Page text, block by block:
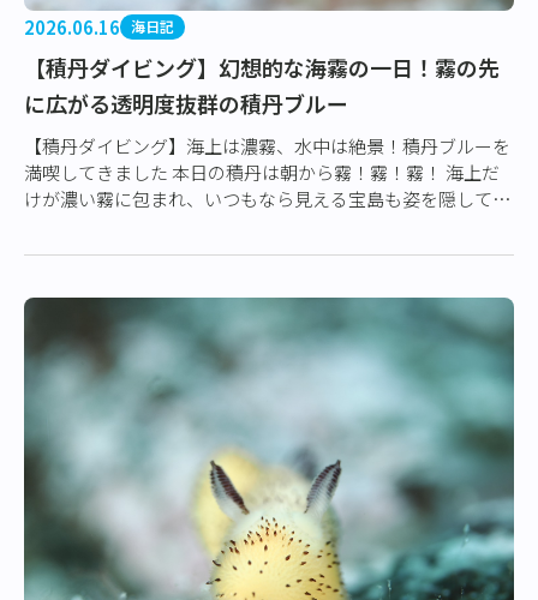
2026.06.16 海日記
【積丹ダイビング】幻想的な海霧の一日！霧の先
に広がる透明度抜群の積丹ブルー
【積丹ダイビング】海上は濃霧、水中は絶景！積丹ブルーを
満喫してきました 本日の積丹は朝から霧！霧！霧！ 海上だ
けが濃い霧に包まれ、いつもなら見える宝島も姿を隠してし